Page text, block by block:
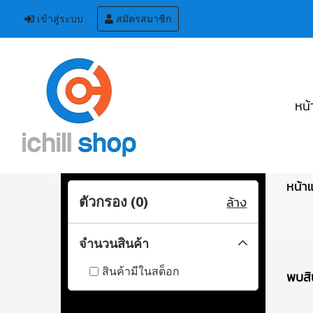
เข้าสู่ระบบ สมัครสมาชิก
ห
หน้า
พบสิ
ตัวกรอง (0) ล้าง
จำนวนสินค้า
สินค้ามีในสต็อก